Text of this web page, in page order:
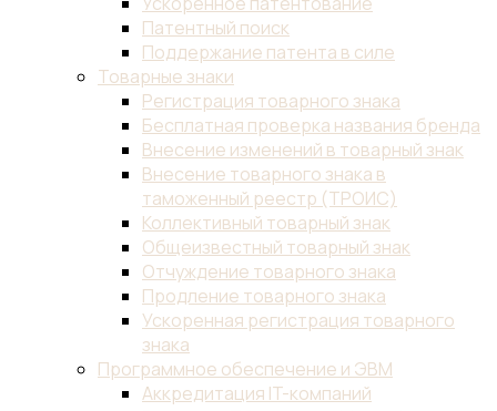
Патентный поиск
Поддержание патента в силе
Товарные знаки
Регистрация товарного знака
Бесплатная проверка названия бренда
Внесение изменений в товарный знак
Внесение товарного знака в
таможенный реестр (ТРОИС)
Коллективный товарный знак
Общеизвестный товарный знак
Отчуждение товарного знака
Продление товарного знака
Ускоренная регистрация товарного
знака
Программное обеспечение и ЭВМ
Аккредитация IT-компаний